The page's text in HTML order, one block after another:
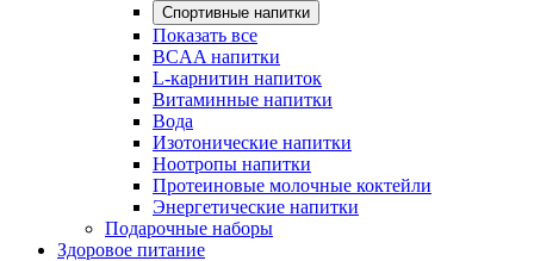
Спортивные напитки
Показать все
BCAA напитки
L-карнитин напиток
Витаминные напитки
Вода
Изотонические напитки
Ноотропы напитки
Протеиновые молочные коктейли
Энергетические напитки
Подарочные наборы
Здоровое питание